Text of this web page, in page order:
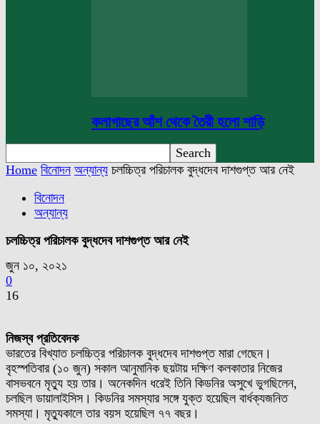
কলাগাছের আঁশ থেকে তৈরী হলো শাড়ি
Home বিনোদন অন্যান্য চলচ্চিত্র পরিচালক বুদ্ধদেব দাশগুপ্ত আর নেই
বিনোদন
অন্যান্য
চলচ্চিত্র পরিচালক বুদ্ধদেব দাশগুপ্ত আর নেই
জুন ১০, ২০২১
0
16
নিজস্ব প্রতিবেদক
ভারতের বিখ্যাত চলচ্চিত্র পরিচালক বুদ্ধদেব দাশগুপ্ত মারা গেছেন।
বৃহস্পতিবার (১০ জুন) সকাল আনুমানিক ছয়টায় দক্ষিণ কলকাতার নিজের
বাসভবনে মৃত্যু হয় তার। অনেকদিন ধরেই তিনি কিডনির অসুখে ভুগছিলেন,
চলছিল ডায়ালাইসিস। কিডনির সমস্যার সঙ্গে যুক্ত হয়েছিল বার্ধক্যজনিত
সমস্যা। মৃত্যুকালে তার বয়স হয়েছিল ৭৭ বছর।